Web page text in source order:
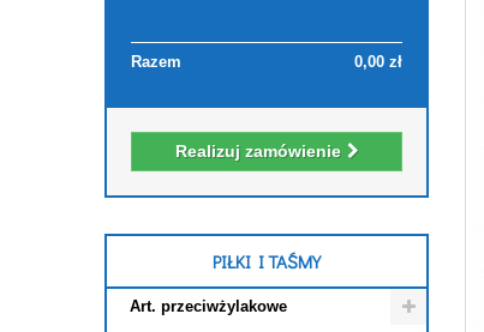
0,00 zł
Razem
Realizuj zamówienie
PIŁKI I TAŚMY
Art. przeciwżylakowe